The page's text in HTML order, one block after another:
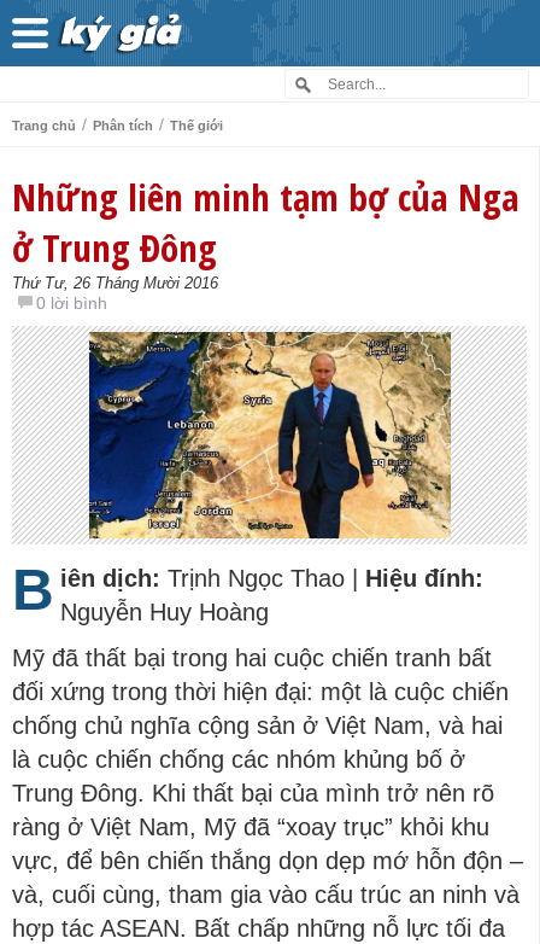
Trang chủ / Phân tích / Thế giới
Những liên minh tạm bợ của Nga
ở Trung Đông
Thứ Tư, 26 Tháng Mười 2016
0 lời bình
B iên dịch: Trịnh Ngọc Thao | Hiệu đính:
Nguyễn Huy Hoàng
Mỹ đã thất bại trong hai cuộc chiến tranh bất
đối xứng trong thời hiện đại: một là cuộc chiến
chống chủ nghĩa cộng sản ở Việt Nam, và hai
là cuộc chiến chống các nhóm khủng bố ở
Trung Đông. Khi thất bại của mình trở nên rõ
ràng ở Việt Nam, Mỹ đã “xoay trục” khỏi khu
vực, để bên chiến thắng dọn dẹp mớ hỗn độn –
và, cuối cùng, tham gia vào cấu trúc an ninh và
hợp tác ASEAN. Bất chấp những nỗ lực tối đa